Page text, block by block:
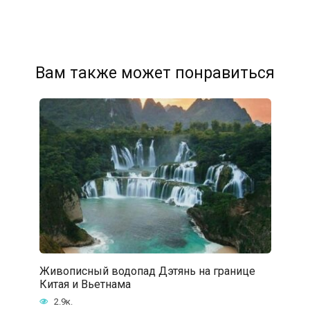
Вам также может понравиться
Живописный водопад Дэтянь на границе
Китая и Вьетнама
2.9к.